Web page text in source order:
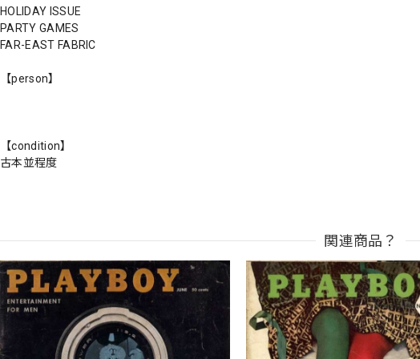
HOLIDAY ISSUE
PARTY GAMES
FAR-EAST FABRIC
【person】
【condition】
古本並程度
関連商品？